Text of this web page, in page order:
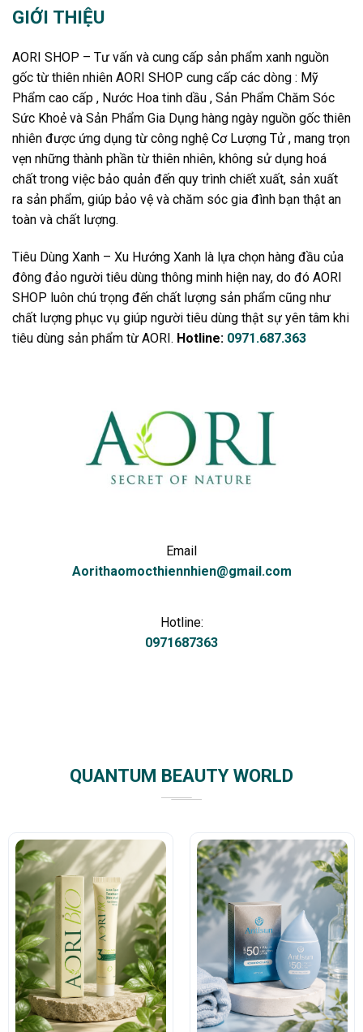
GIỚI THIỆU
AORI SHOP – Tư vấn và cung cấp sản phẩm xanh nguồn
gốc từ thiên nhiên AORI SHOP cung cấp các dòng : Mỹ
Phẩm cao cấp , Nước Hoa tinh dầu , Sản Phẩm Chăm Sóc
Sức Khoẻ và Sản Phẩm Gia Dụng hàng ngày nguồn gốc thiên
nhiên được ứng dụng từ công nghệ Cơ Lượng Tử , mang trọn
vẹn những thành phần từ thiên nhiên, không sử dụng hoá
chất trong việc bảo quản đến quy trình chiết xuất, sản xuất
ra sản phẩm, giúp bảo vệ và chăm sóc gia đình bạn thật an
toàn và chất lượng.
Tiêu Dùng Xanh – Xu Hướng Xanh là lựa chọn hàng đầu của
đông đảo người tiêu dùng thông minh hiện nay, do đó AORI
SHOP luôn chú trọng đến chất lượng sản phẩm cũng như
chất lượng phục vụ giúp người tiêu dùng thật sự yên tâm khi
tiêu dùng sản phẩm từ AORI. Hotline: 0971.687.363
Email
Aorithaomocthiennhien@gmail.com
Hotline:
0971687363
QUANTUM BEAUTY WORLD